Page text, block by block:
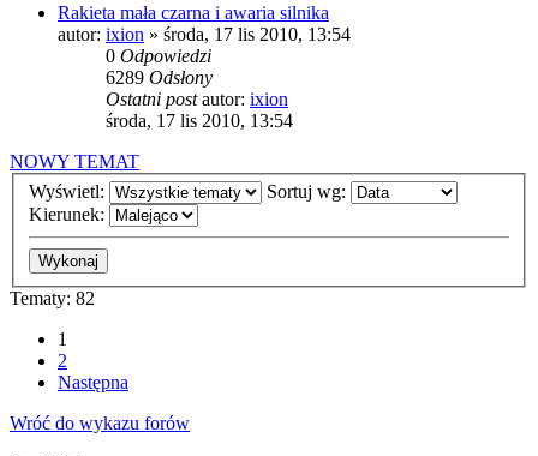
Rakieta mała czarna i awaria silnika
autor: ixion » środa, 17 lis 2010, 13:54
0 Odpowiedzi
6289 Odsłony
Ostatni postautor: ixion
środa, 17 lis 2010, 13:54
NOWY TEMAT
Wyświetl:
Sortuj wg:
Kierunek:
Tematy: 82
1
2
Następna
Wróć do wykazu forów